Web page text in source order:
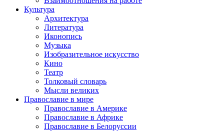
Культура
Архитектура
Литература
Иконопись
Музыка
Изобразительное искусство
Кино
Театр
Толковый словарь
Мысли великих
Православие в мире
Православие в Америке
Православие в Африке
Православие в Белоруссии